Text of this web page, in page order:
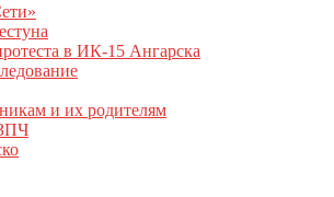
в ИК-15 Ангарска
и их родителям